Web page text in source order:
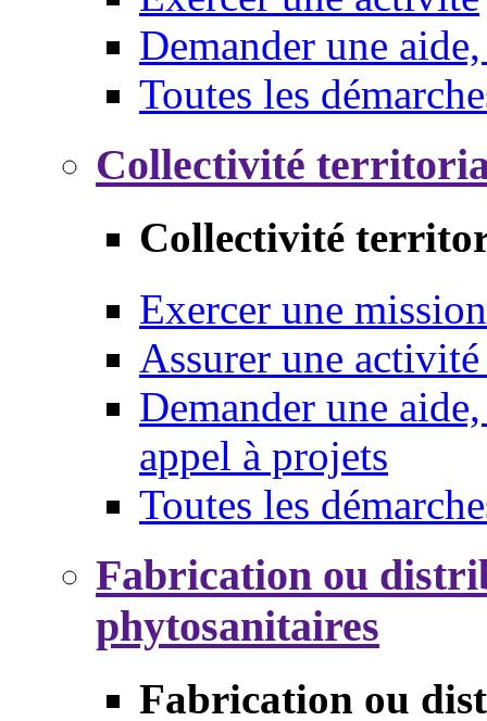
Demander une
Toutes les
Collectivité
Collectivité
Exercer une mission
Assurer une
Demander une
appel à projets
Toutes les
Fabrication ou
phytosanitaires
Fabrication ou